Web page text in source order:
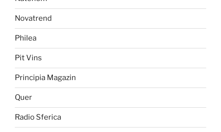
Novatrend
Philea
Pit Vins
Principia Magazin
Quer
Radio Sferica